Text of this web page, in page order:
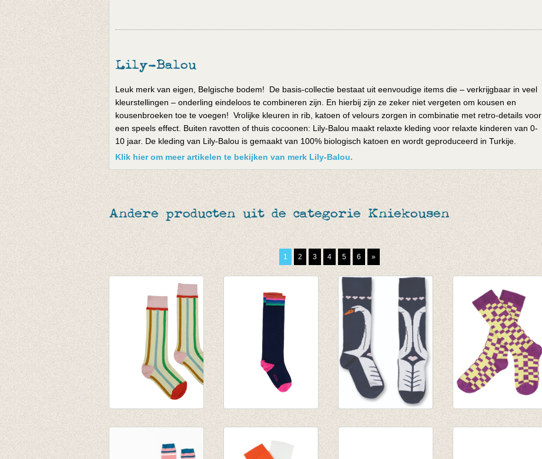
Lily-Balou
Leuk merk van eigen, Belgische bodem! De basis-collectie bestaat uit eenvoudige items die – verkrijgbaar in veel
kleurstellingen – onderling eindeloos te combineren zijn. En hierbij zijn ze zeker niet vergeten om kousen en
kousenbroeken toe te voegen! Vrolijke kleuren in rib, katoen of velours zorgen in combinatie met retro-details voor
een speels effect. Buiten ravotten of thuis cocoonen: Lily-Balou maakt relaxte kleding voor relaxte kinderen van 0-
10 jaar. De kleding van Lily-Balou is gemaakt van 100% biologisch katoen en wordt geproduceerd in Turkije.
Klik hier om meer artikelen te bekijken van merk Lily-Balou.
Andere producten uit de categorie Kniekousen
1 2 3 4 5 6 »
€ 12,95